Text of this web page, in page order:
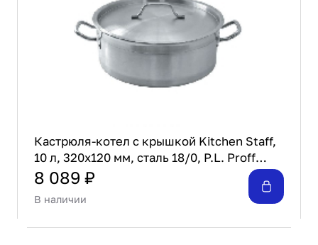
Кастрюля-котел c крышкой Kitchen Staff,
10 л, 320x120 мм, сталь 18/0, P.L. Proff
Cuisine C22S170SMJ-(32*12)-10L
8 089 ₽
В наличии